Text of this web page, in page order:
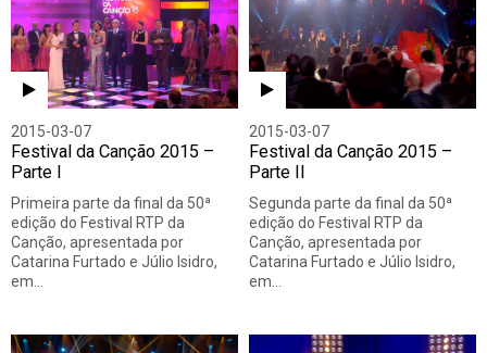
Todos Vídeo Fotografia
2015-03-07
Festival da Canção 2015 –
Parte I
Primeira parte da final da 50ª
edição do Festival RTP da
Canção, apresentada por
Catarina Furtado e Júlio Isidro,
em…
2015-03-07
Festival da Canção 2015 –
Parte II
Segunda parte da final da 50ª
edição do Festival RTP da
Canção, apresentada por
Catarina Furtado e Júlio Isidro,
em…